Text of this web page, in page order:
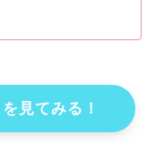
見てみる！